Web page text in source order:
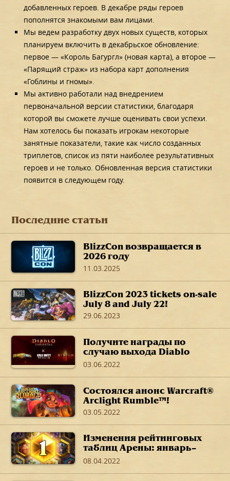
добавленных героев. В декабре ряды героев
пополнятся знакомыми вам лицами.
Мы ведем разработку двух новых существ, которых
планируем включить в декабрьское обновление:
первое — «Король Багургл» (новая карта), а второе —
«Парящий страж» из набора карт дополнения
«Гоблины и гномы».
Мы активно работали над внедрением
первоначальной версии статистики, благодаря
которой вы сможете лучше оценивать свои успехи.
Нам хотелось бы показать игрокам некоторые
занятные показатели, такие как число созданных
триплетов, список из пяти наиболее результативных
героев и не только. Обновленная версия статистики
появится в следующем году.
Последние статьи
BlizzCon возвращается в
2026 году
11.03.2025
BlizzCon 2023 tickets on-sale
July 8 and July 22!
29.06.2023
Получите награды по
случаю выхода Diablo
Immortal в своих любимых
03.06.2022
Состоялся анонс Warcraft®
Arclight Rumble™!
03.05.2022
Изменения рейтинговых
таблиц Арены: январь–
март 2022 г.
08.04.2022